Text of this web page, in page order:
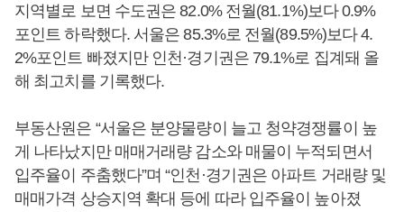
지역별로 보면 수도권은 82.0% 전월(81.1%)보다 0.9%
포인트 하락했다. 서울은 85.3%로 전월(89.5%)보다 4.
2%포인트 빠졌지만 인천·경기권은 79.1%로 집계돼 올
해 최고치를 기록했다.
부동산원은 “서울은 분양물량이 늘고 청약경쟁률이 높
게 나타났지만 매매거래량 감소와 매물이 누적되면서
입주율이 주춤했다”며 “인천·경기권은 아파트 거래량 및
매매가격 상승지역 확대 등에 따라 입주율이 높아졌